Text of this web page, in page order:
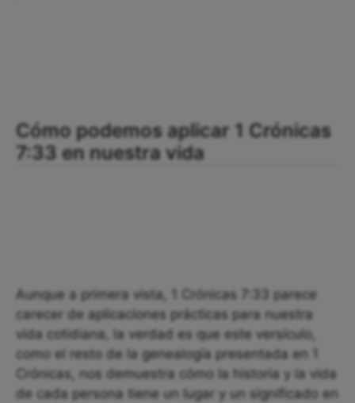
Cómo podemos aplicar 1 Crónicas
7:33 en nuestra vida
Aunque a primera vista, 1 Crónicas 7:33 parece
carecer de aplicaciones prácticas para nuestra
vida cotidiana, la verdad es que este versículo,
como el resto de la genealogía presentada en 1
Crónicas, nos demuestra cómo la historia y la vida
de cada persona tiene un lugar y un significado en